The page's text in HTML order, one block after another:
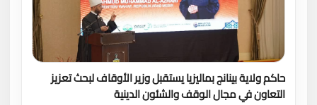
حاكم ولاية بينانج بماليزيا يستقبل وزير الأوقاف لبحث تعزيز
التعاون في مجال الوقف والشئون الدينية